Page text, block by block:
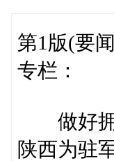
第1版(要
专栏：
做好拥
陕西为驻